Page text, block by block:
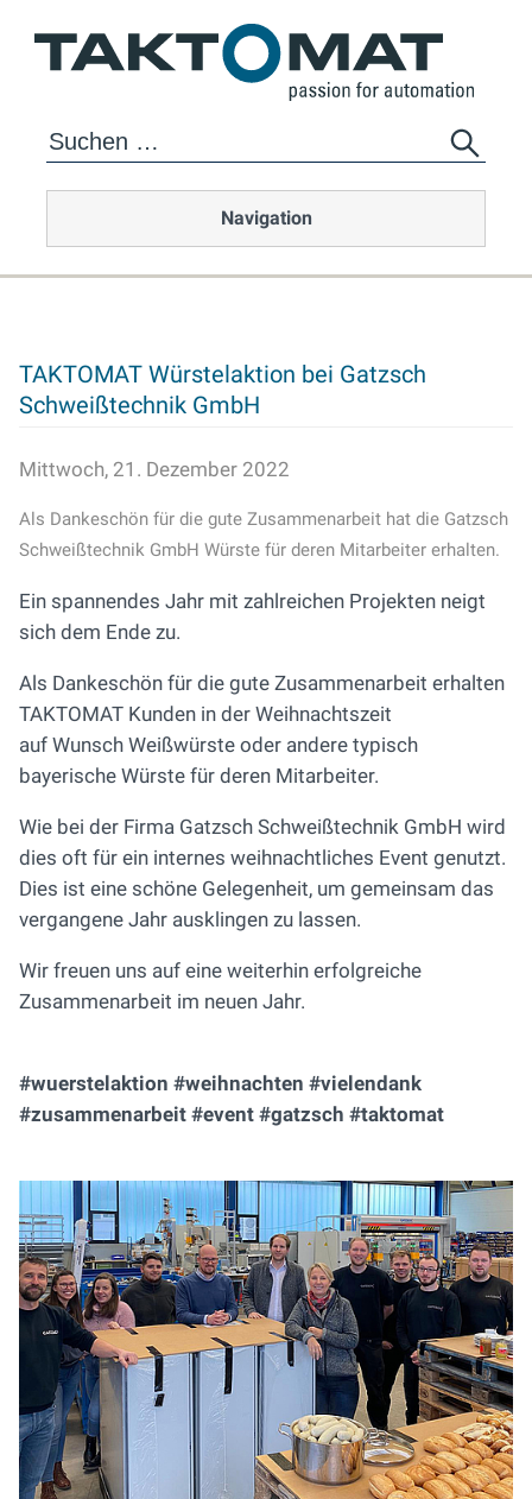
Navigation
TAKTOMAT Würstelaktion bei Gatzsch
Schweißtechnik GmbH
Mittwoch, 21. Dezember 2022
Als Dankeschön für die gute Zusammenarbeit hat die Gatzsch
Schweißtechnik GmbH Würste für deren Mitarbeiter erhalten.
Ein spannendes Jahr mit zahlreichen Projekten neigt
sich dem Ende zu.
Als Dankeschön für die gute Zusammenarbeit erhalten
TAKTOMAT Kunden in der Weihnachtszeit
auf Wunsch Weißwürste oder andere typisch
bayerische Würste für deren Mitarbeiter.
Wie bei der Firma Gatzsch Schweißtechnik GmbH wird
dies oft für ein internes weihnachtliches Event genutzt.
Dies ist eine schöne Gelegenheit, um gemeinsam das
vergangene Jahr ausklingen zu lassen.
Wir freuen uns auf eine weiterhin erfolgreiche
Zusammenarbeit im neuen Jahr.
#wuerstelaktion #weihnachten #vielendank
#zusammenarbeit #event #gatzsch #taktomat